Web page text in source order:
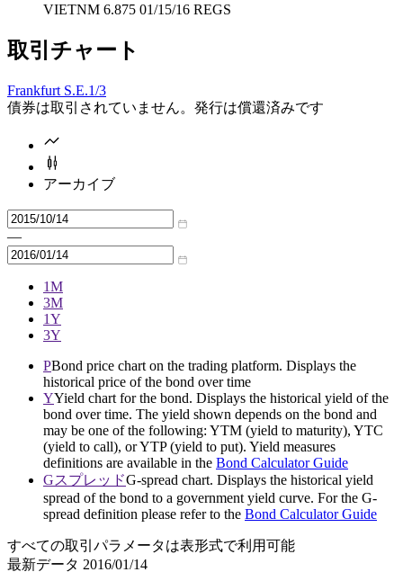
VIETNM 6.875 01/15/16 REGS
取引チャート
Frankfurt S.E.1/3
債券は取引されていません。発行は償還済みです
アーカイブ
—
1M
3M
1Y
3Y
PBond price chart on the trading platform. Displays the
historical price of the bond over time
YYield chart for the bond. Displays the historical yield of the
bond over time. The yield shown depends on the bond and
may be one of the following: YTM (yield to maturity), YTC
(yield to call), or YTP (yield to put). Yield measures
definitions are available in the Bond Calculator Guide
GスプレッドG-spread chart. Displays the historical yield
spread of the bond to a government yield curve. For the G-
spread definition please refer to the Bond Calculator Guide
すべての取引パラメータは表形式で利用可能
最新データ 2016/01/14